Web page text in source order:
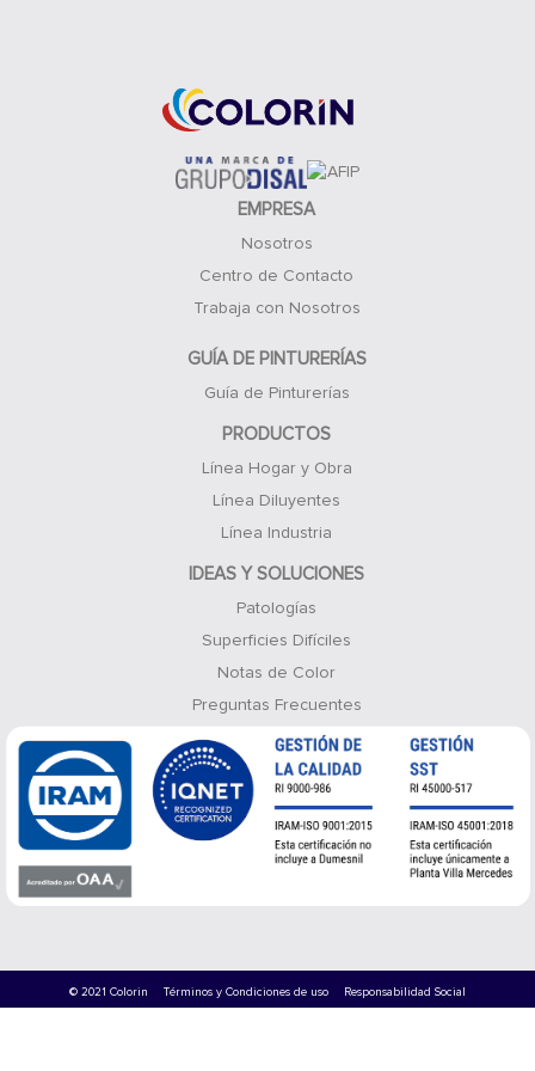
EMPRESA
Nosotros
Centro de Contacto
Trabaja con Nosotros
GUÍA DE PINTURERÍAS
Guía de Pinturerías
PRODUCTOS
Línea Hogar y Obra
Línea Diluyentes
Línea Industria
IDEAS Y SOLUCIONES
Patologías
Superficies Difíciles
Notas de Color
Preguntas Frecuentes
© 2021 Colorin Términos y Condiciones de uso Responsabilidad Social